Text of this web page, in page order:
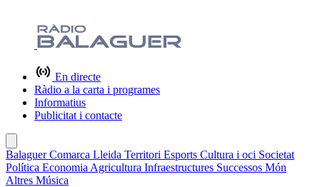
En directe
Ràdio a la carta i programes
Informatius
Publicitat i contacte
BalaguerComarca Lleida Territori Esports Cultura i oci Societat
Política Economia Agricultura Infraestructures Successos Món
Altres Música